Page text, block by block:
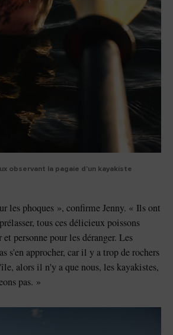
observant la pagaie d'un kayakiste
les phoques », confirme Jenny. « Ils ont
tous ces délicieux poissons
personne pour les déranger. Les
s'en approcher, car il y a trop de rochers
alors il n'y a que nous, les kayakistes,
pas. »